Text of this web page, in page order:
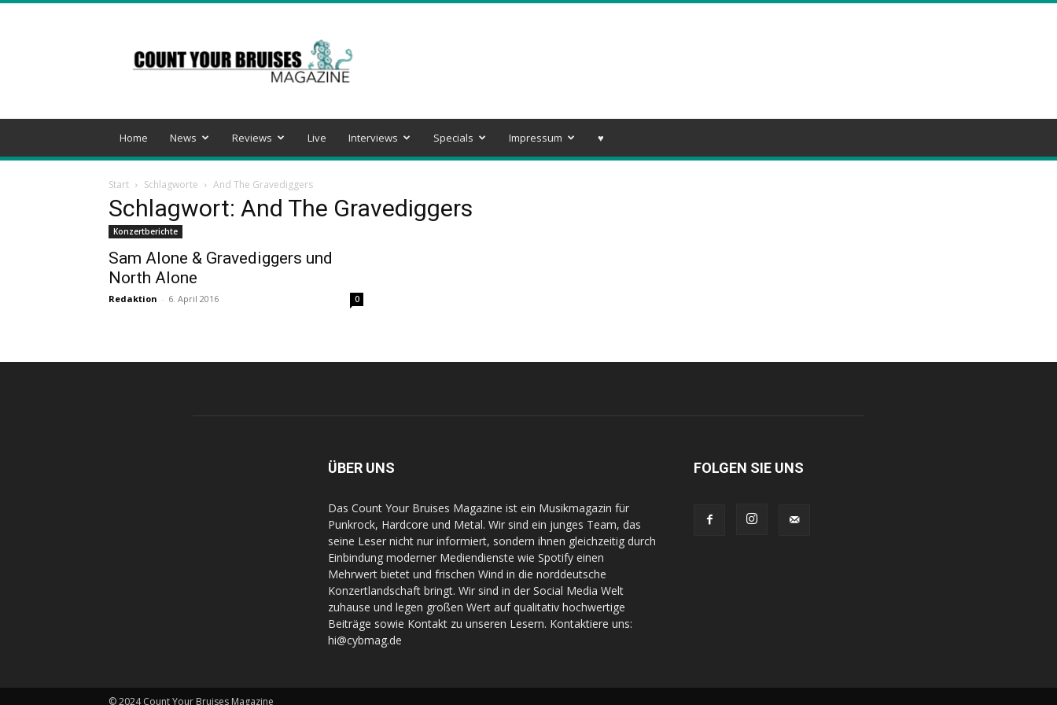
Your
Bruises
Magazine
Home News Reviews Live Interviews Specials Impressum ♥️
Start Schlagworte And The Gravediggers
Schlagwort: And The Gravediggers
Konzertberichte
Sam Alone & Gravediggers und
North Alone
Redaktion - 6. April 2016 0
ÜBER UNS
Das Count Your Bruises Magazine ist ein Musikmagazin für
Punkrock, Hardcore und Metal. Wir sind ein junges Team, das
seine Leser nicht nur informiert, sondern ihnen gleichzeitig durch
Einbindung moderner Mediendienste wie Spotify einen
Mehrwert bietet und frischen Wind in die norddeutsche
Konzertlandschaft bringt. Wir sind in der Social Media Welt
zuhause und legen großen Wert auf qualitativ hochwertige
Beiträge sowie Kontakt zu unseren Lesern. Kontaktiere uns:
hi@cybmag.de
FOLGEN SIE UNS
© 2024 Count Your Bruises Magazine